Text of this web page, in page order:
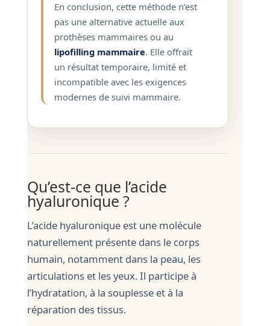
En conclusion, cette méthode n’est
pas une alternative actuelle aux
prothèses mammaires ou au
lipofilling mammaire. Elle offrait
un résultat temporaire, limité et
incompatible avec les exigences
modernes de suivi mammaire.
Qu’est-ce que l’acide
hyaluronique ?
L’acide hyaluronique est une molécule
naturellement présente dans le corps
humain, notamment dans la peau, les
articulations et les yeux. Il participe à
l’hydratation, à la souplesse et à la
réparation des tissus.